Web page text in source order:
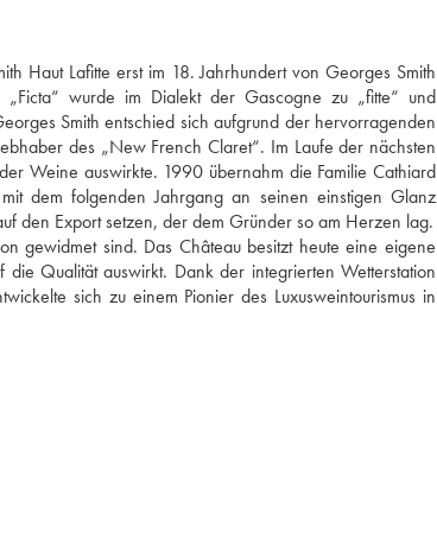
Haut Lafitte erst im 18. Jahrhundert von Georges Smith
wurde im Dialekt der Gascogne zu „fitte“ und
Smith entschied sich aufgrund der hervorragenden
des „New French Claret“. Im Laufe der nächsten
Weine auswirkte. 1990 übernahm die Familie Cathiard
dem folgenden Jahrgang an seinen einstigen Glanz
den Export setzen, der dem Gründer so am Herzen lag.
gewidmet sind. Das Château besitzt heute eine eigene
Qualität auswirkt. Dank der integrierten Wetterstation
sich zu einem Pionier des Luxusweintourismus in